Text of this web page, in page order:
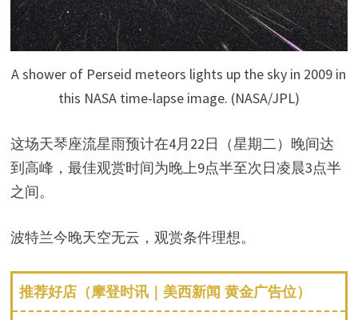
A shower of Perseid meteors lights up the sky in 2009 in
this NASA time-lapse image. (NASA/JPL)
这场天琴座流星雨预计在4月22日（星期二）晚间达
到高峰，最佳观赏时间为晚上9点半至次日凌晨3点半
之间。
波特兰今晚天空无云，观赏条件理想。
推荐好店（摩登时讯｜美西新闻 黄金广告位）